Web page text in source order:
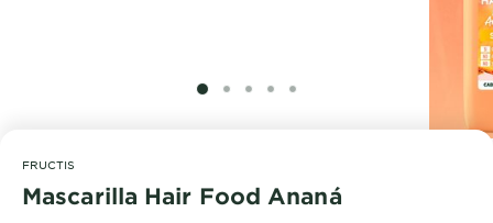
SLIDE 1
SLIDE 2
SLIDE 3
SLIDE 4
SLIDE 5
FRUCTIS
Mascarilla Hair Food Ananá